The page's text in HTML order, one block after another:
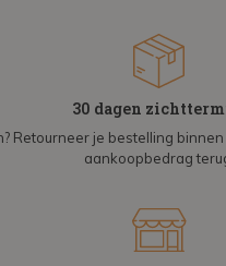
30 dagen
Retourneer je bestelling
aankoopbedrag